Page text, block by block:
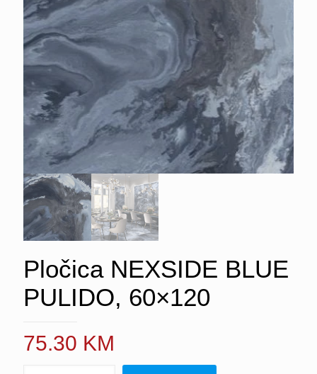
Pločica NEXSIDE BLUE
PULIDO, 60×120
75.30 KM